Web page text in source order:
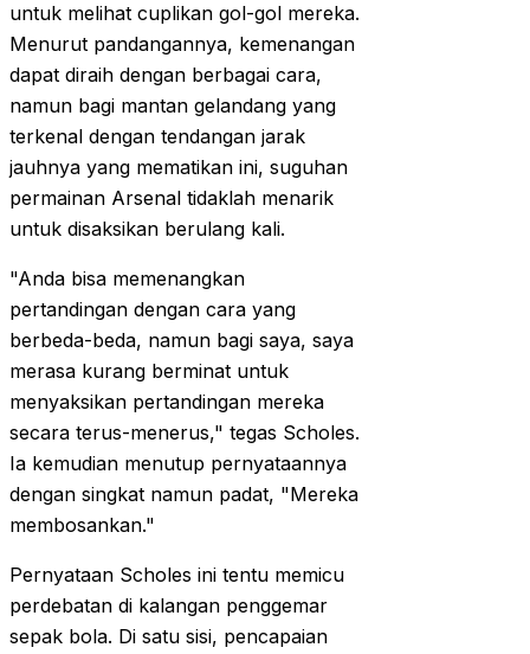
untuk melihat cuplikan gol-gol mereka.
Menurut pandangannya, kemenangan
dapat diraih dengan berbagai cara,
namun bagi mantan gelandang yang
terkenal dengan tendangan jarak
jauhnya yang mematikan ini, suguhan
permainan Arsenal tidaklah menarik
untuk disaksikan berulang kali.
"Anda bisa memenangkan
pertandingan dengan cara yang
berbeda-beda, namun bagi saya, saya
merasa kurang berminat untuk
menyaksikan pertandingan mereka
secara terus-menerus," tegas Scholes.
Ia kemudian menutup pernyataannya
dengan singkat namun padat, "Mereka
membosankan."
Pernyataan Scholes ini tentu memicu
perdebatan di kalangan penggemar
sepak bola. Di satu sisi, pencapaian